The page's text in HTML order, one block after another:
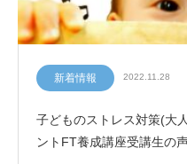
新着情報 2022.11.28
子どものストレス対策(大
ントFT養成講座受講生の